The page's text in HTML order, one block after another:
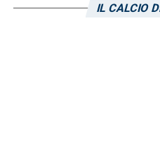
IL CALCIO